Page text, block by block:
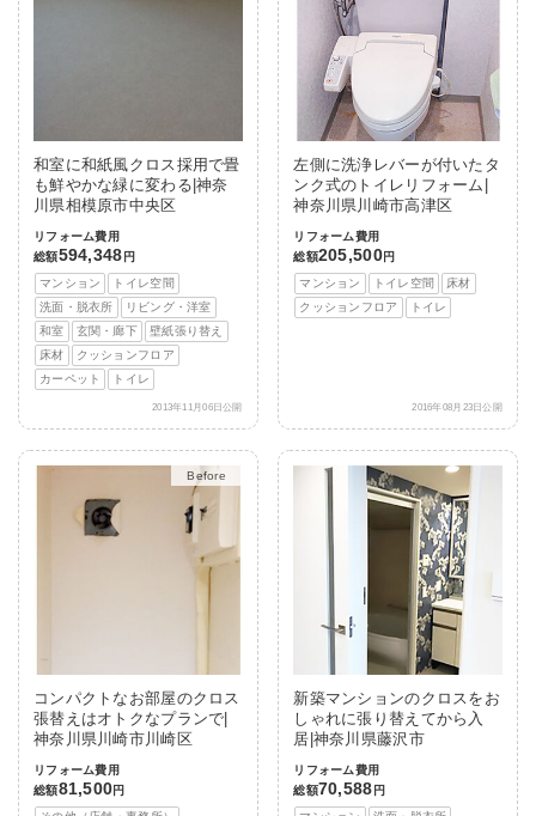
和室に和紙風クロス採用で畳
も鮮やかな緑に変わる|神奈
川県相模原市中央区
リフォーム費用
総額594,348 円
マンション
トイレ空間
洗面・脱衣所
リビング・洋室
和室
玄関・廊下
壁紙張り替え
床材
クッションフロア
カーペット
トイレ
2013年11月06日公開
左側に洗浄レバーが付いたタ
ンク式のトイレリフォーム|
神奈川県川崎市高津区
リフォーム費用
総額205,500円
マンション
トイレ空間
床材
クッションフロア
トイレ
2016年08月23日公開
After
コンパクトなお部屋のクロス
張替えはオトクなプランで|
神奈川県川崎市川崎区
リフォーム費用
総額81,500円
新築マンションのクロスをお
しゃれに張り替えてから入
居|神奈川県藤沢市
リフォーム費用
総額70,588 円